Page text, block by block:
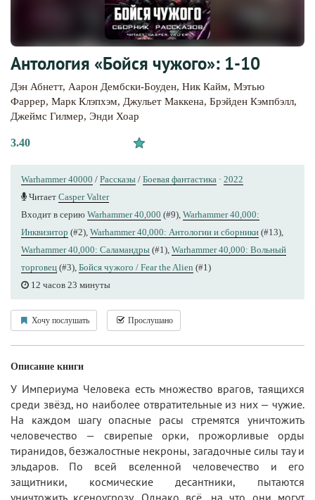
Антология «Бойся чужого»: 1-10
Дэн Абнетт, Аарон Дембски-Боуден, Ник Кайм, Мэтью
Фаррер, Марк Клэпхэм, Джульет Маккена, Брэйден Кэмпбэлл,
Джеймс Гилмер, Энди Хоар
3.40
Warhammer 40000 / Рассказы / Боевая фантастика · 2022
Читает Casper Valter
Входит в серию Warhammer 40,000 (#9), Warhammer 40,000:
Инквизитор (#2), Warhammer 40,000: Антологии и сборники (#13),
Warhammer 40,000: Саламандры (#1), Warhammer 40,000: Вольный
торговец (#3), Бойся чужого / Fear the Alien (#1)
12 часов 23 минуты
Хочу послушать Прослушано
Описание книги
У Империума Человека есть множество врагов, таящихся
среди звёзд, но наиболее отвратительные из них — чужие.
На каждом шагу опасные расы стремятся уничтожить
человечество — свирепые орки, прожорливые орды
тиранидов, безжалостные некроны, загадочные силы тау и
эльдаров. По всей вселенной человечество и его
защитники, космические десантники, пытаются
уничтожить ксеноугрозу. Однако всё, на что они могут